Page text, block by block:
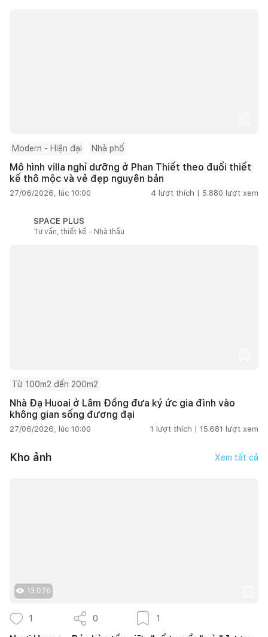
Modern - Hiện đại Nhà phố
Mô hình villa nghỉ dưỡng ở Phan Thiết theo đuổi thiết
kế thô mộc và vẻ đẹp nguyên bản
27/06/2026, lúc 10:00 4 lượt thích | 5.880 lượt xem
SPACE PLUS
Tư vấn, thiết kế - Nhà thầu
Từ 100m2 đến 200m2
Nhà Đạ Huoai ở Lâm Đồng đưa ký ức gia đình vào
không gian sống đương đại
27/06/2026, lúc 10:00 1 lượt thích | 15.681 lượt xem
Kho ảnh Xem tất cả
13.076
1 0 1